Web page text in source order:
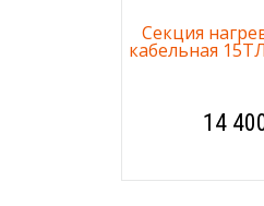
Секция
кабельная
14